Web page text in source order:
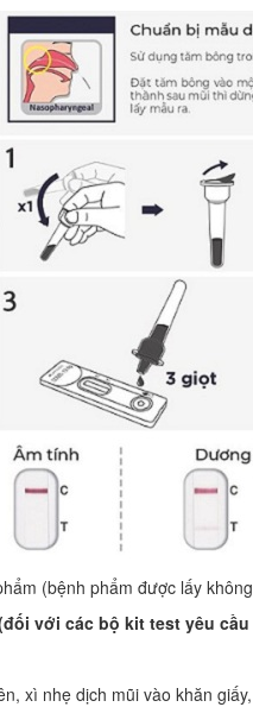
(bệnh phẩm được lấy
với các bộ kit test yêu
xì nhẹ dịch mũi vào khăn